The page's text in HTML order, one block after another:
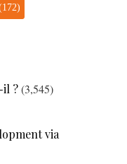
il ?(3,545)
via